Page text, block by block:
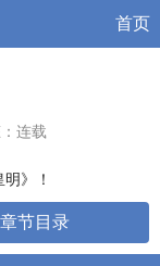
首页
连载
》！
章节目录